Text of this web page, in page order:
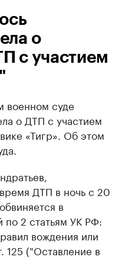
о
с участием
военном суде
о ДТП с участием
«Тигр». Об этом
ДТП в ночь с 20
в
2 статьям УК РФ:
вождения или
125 ("Оставление в